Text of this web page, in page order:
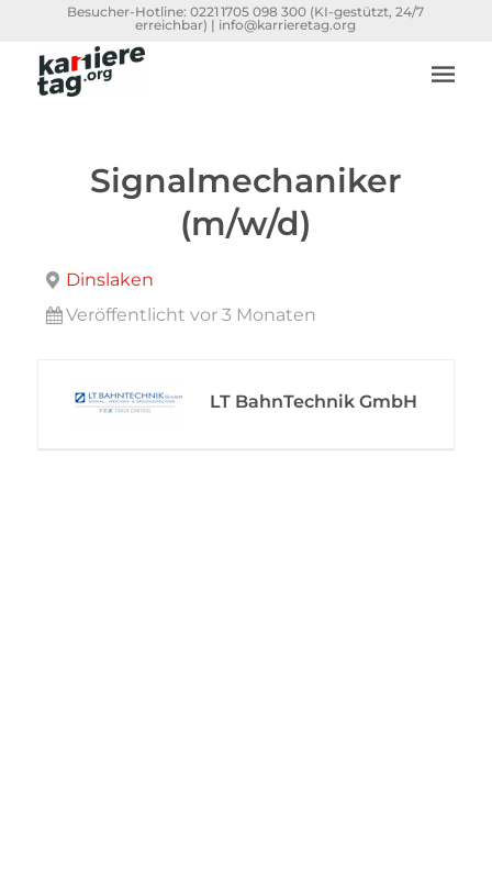
Besucher-Hotline:0221 1705 098 300 (KI-gestützt, 24/7
erreichbar) | info@karrieretag.org
Signalmechaniker
(m/w/d)
Dinslaken
Veröffentlicht vor 3 Monaten
LT BahnTechnik GmbH